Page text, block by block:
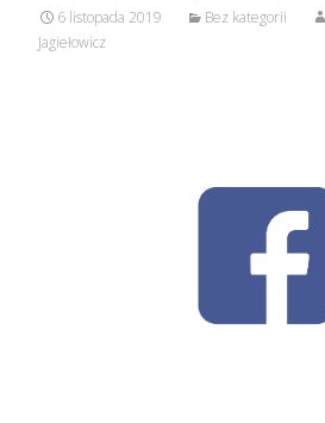
6 listopada 2019 Bez kategorii
Jagiełowicz